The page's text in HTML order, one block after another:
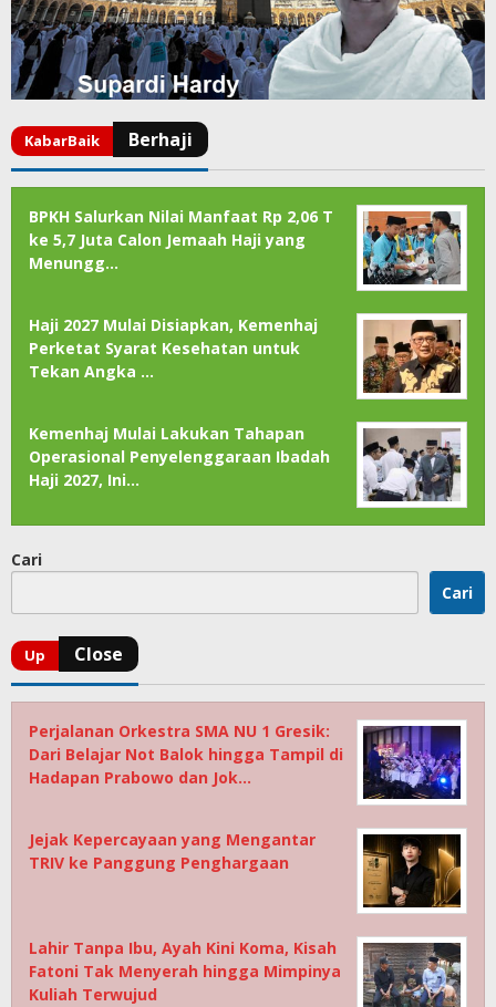
BPKH Salurkan Nilai Manfaat Rp 2,06 T
ke 5,7 Juta Calon Jemaah Haji yang
Menungg…
Haji 2027 Mulai Disiapkan, Kemenhaj
Perketat Syarat Kesehatan untuk
Tekan Angka …
Kemenhaj Mulai Lakukan Tahapan
Operasional Penyelenggaraan Ibadah
Haji 2027, Ini…
Cari
Cari
Perjalanan Orkestra SMA NU 1 Gresik:
Dari Belajar Not Balok hingga Tampil di
Hadapan Prabowo dan Jok…
Jejak Kepercayaan yang Mengantar
TRIV ke Panggung Penghargaan
Lahir Tanpa Ibu, Ayah Kini Koma, Kisah
Fatoni Tak Menyerah hingga Mimpinya
Kuliah Terwujud